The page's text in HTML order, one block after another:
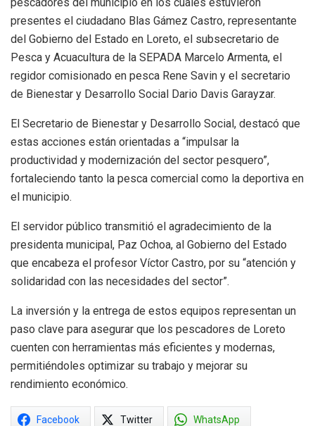
presentes el ciudadano Blas Gámez Castro, representante
del Gobierno del Estado en Loreto, el subsecretario de
Pesca y Acuacultura de la SEPADA Marcelo Armenta, el
regidor comisionado en pesca Rene Savin y el secretario
de Bienestar y Desarrollo Social Dario Davis Garayzar.
El Secretario de Bienestar y Desarrollo Social, destacó que
estas acciones están orientadas a “impulsar la
productividad y modernización del sector pesquero”,
fortaleciendo tanto la pesca comercial como la deportiva en
el municipio.
El servidor público transmitió el agradecimiento de la
presidenta municipal, Paz Ochoa, al Gobierno del Estado
que encabeza el profesor Víctor Castro, por su “atención y
solidaridad con las necesidades del sector”.
La inversión y la entrega de estos equipos representan un
paso clave para asegurar que los pescadores de Loreto
cuenten con herramientas más eficientes y modernas,
permitiéndoles optimizar su trabajo y mejorar su
rendimiento económico.
Facebook Twitter WhatsApp